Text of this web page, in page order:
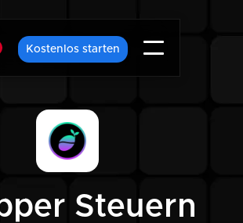
Kostenlos starten
Steuern